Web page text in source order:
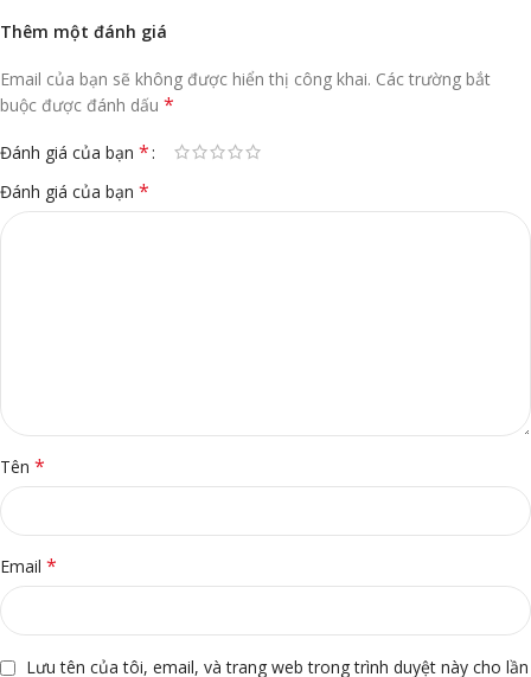
Thêm một đánh giá
Email của bạn sẽ không được hiển thị công khai. Các trường bắt
buộc được đánh dấu *
Đánh giá của bạn *
Đánh giá của bạn *
Tên *
Email *
Lưu tên của tôi, email, và trang web trong trình duyệt này cho lần